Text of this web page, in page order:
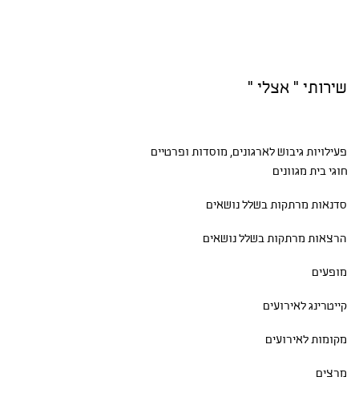
שירותי " אצלי "
פעילויות גיבושלארגונים, מוסדות ופרטיים
חוגי בית מגוונים
סדנאות מרתקות בשלל נושאים
הרצאות מרתקות בשלל נושאים
מופעים
קייטרינג לאירועים
מקומות לאירועים
מרצים